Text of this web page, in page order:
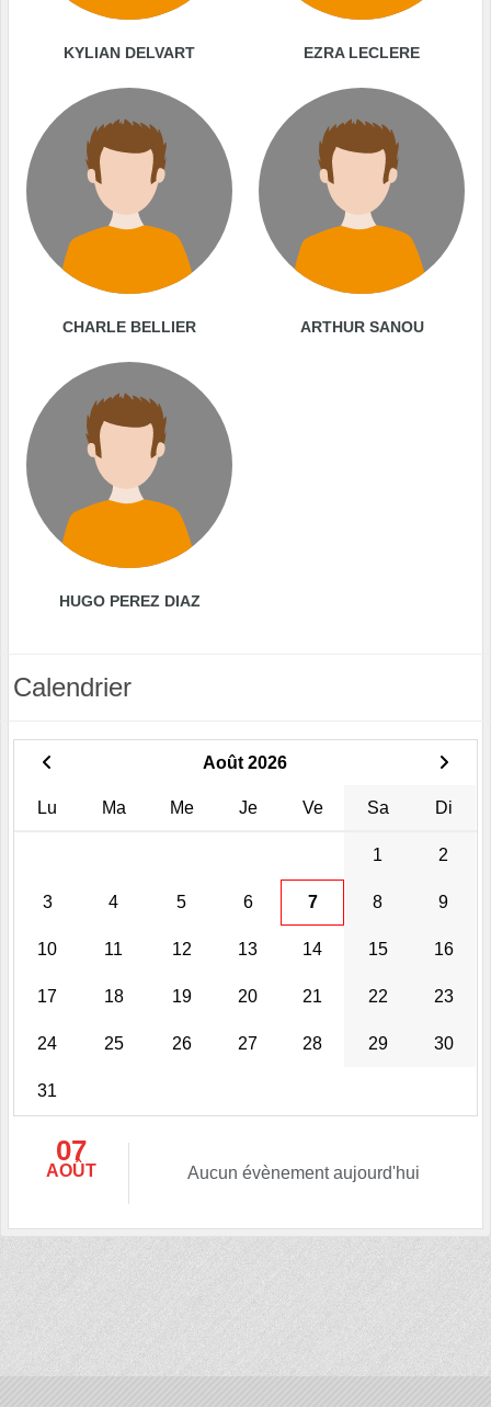
KYLIAN DELVART EZRA LECLERE
CHARLE BELLIER ARTHUR SANOU
HUGO PEREZ DIAZ
Calendrier
Août 2026
Lu Ma Me Je Ve Sa Di
1 2
3 4 5 6 7 8 9
10 11 12 13 14 15 16
17 18 19 20 21 22 23
24 25 26 27 28 29 30
31
07
AOÛT Aucun évènement aujourd'hui